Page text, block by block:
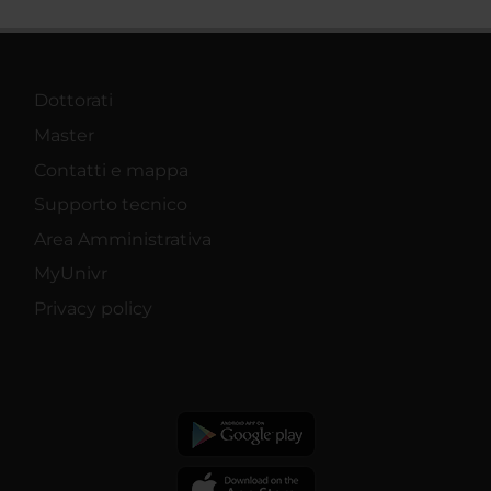
Dottorati
Master
Contatti e mappa
Supporto tecnico
Area Amministrativa
MyUnivr
Privacy policy